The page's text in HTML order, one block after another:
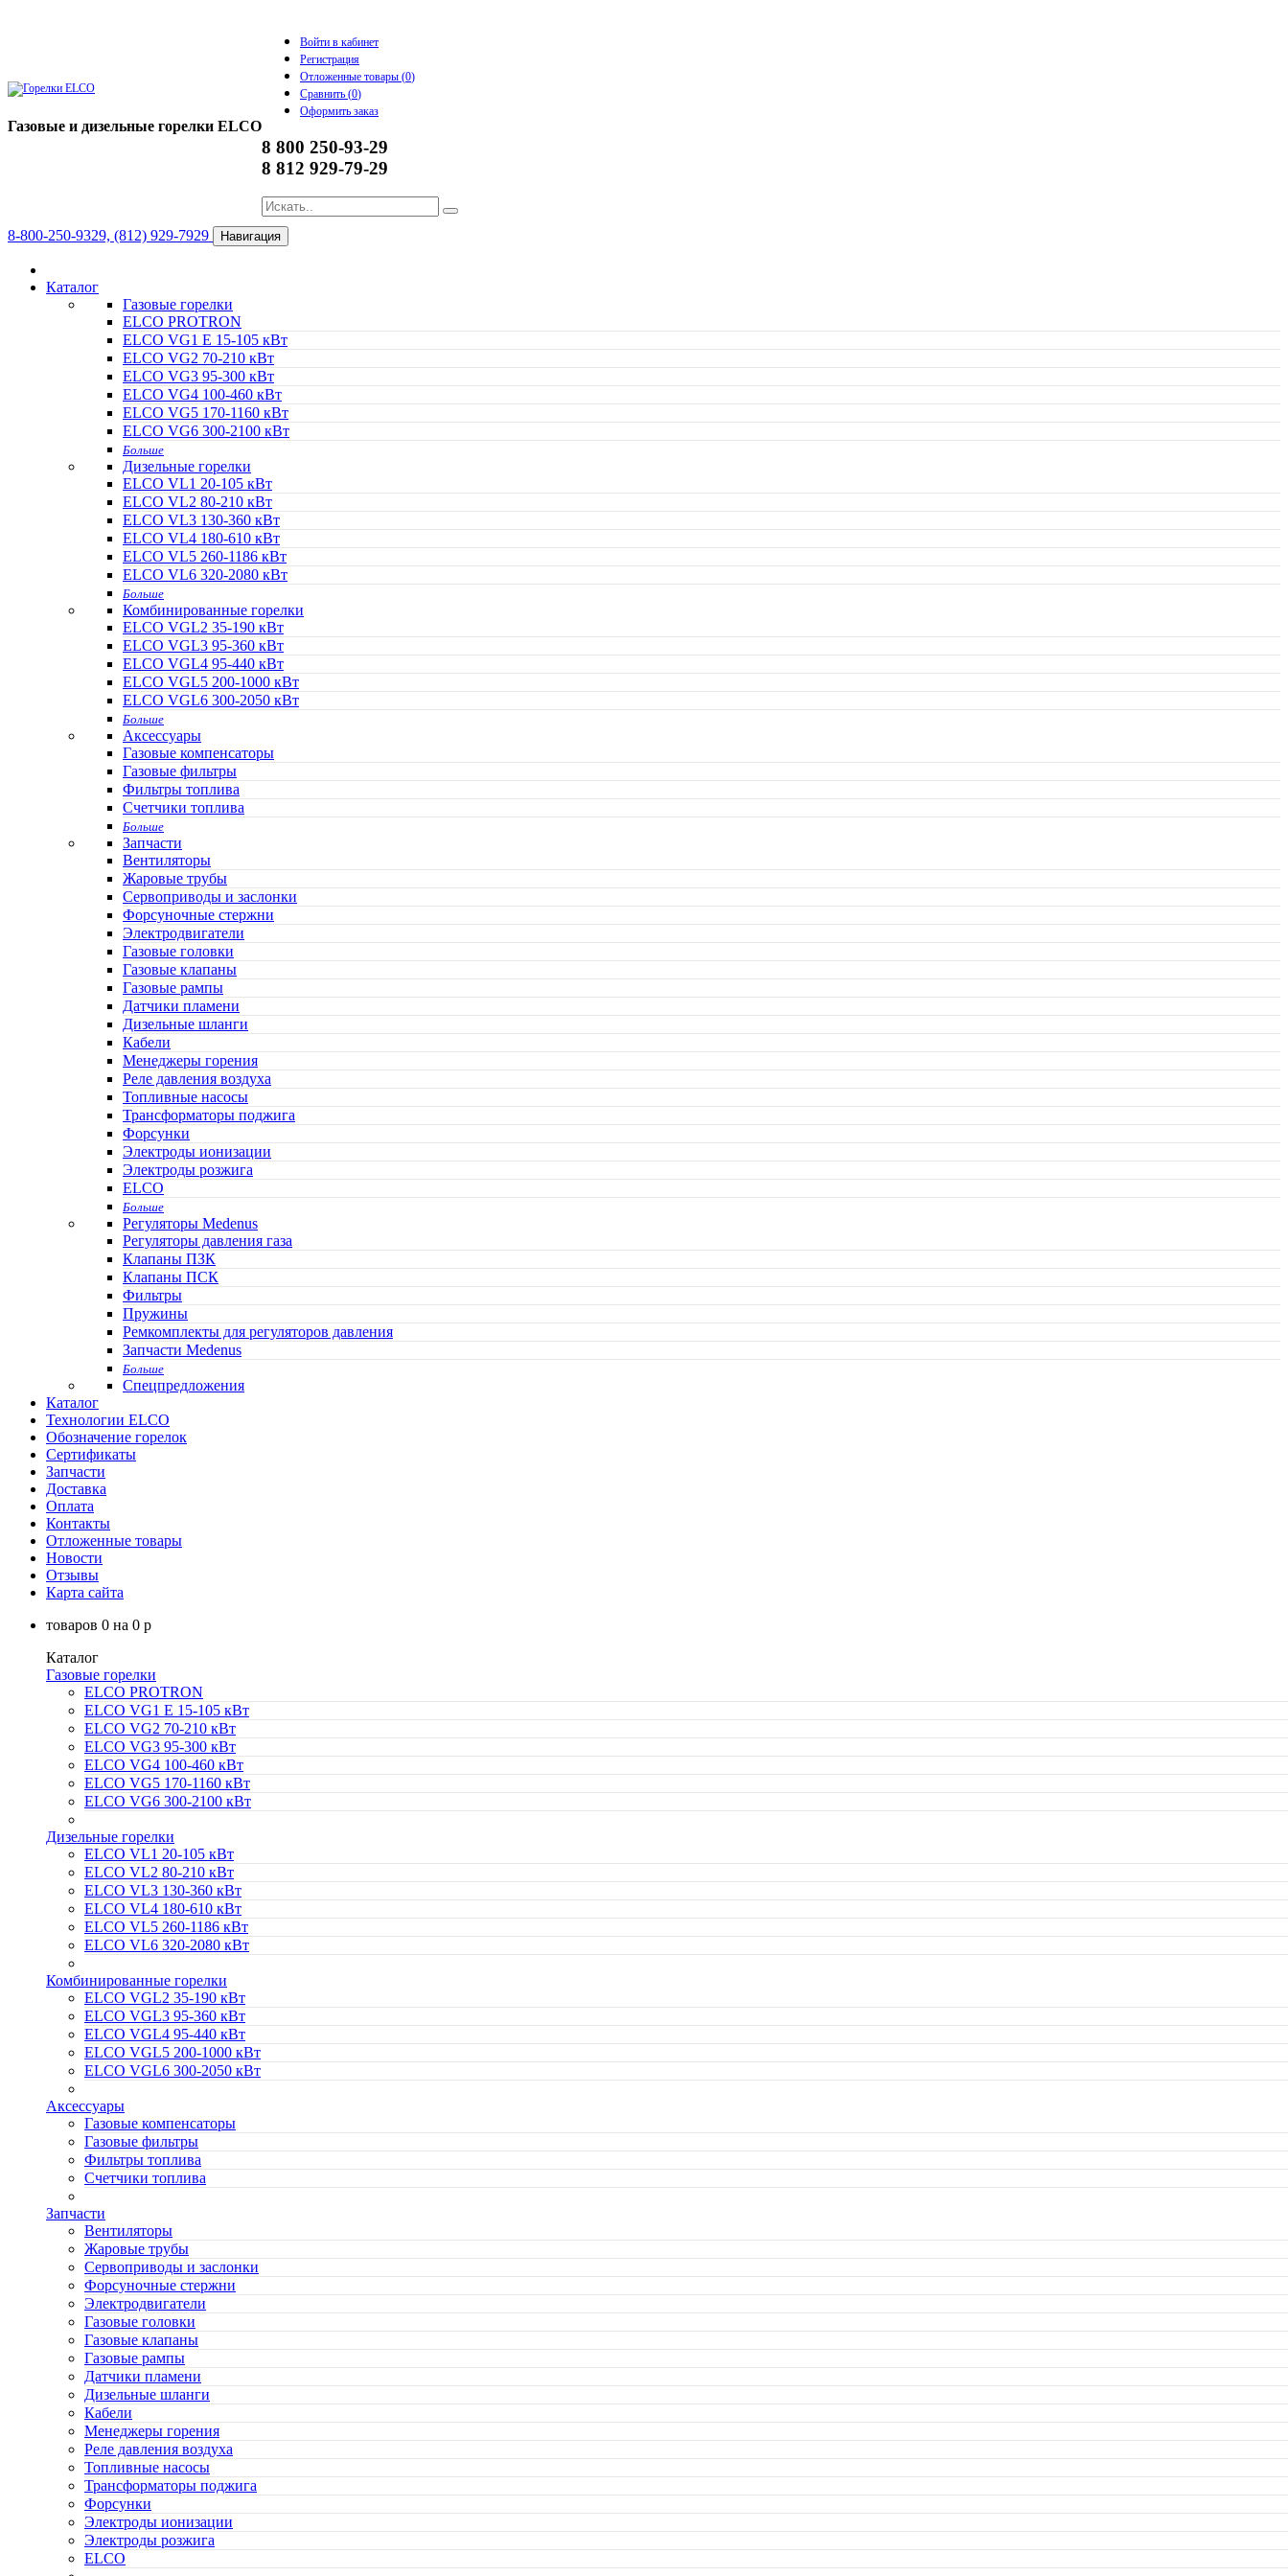
Газовые и дизельные горелки ELCO
Войти в кабинет
Регистрация
Отложенные товары (0)
Сравнить (0)
Оформить заказ
8 800 250-93-29
8 812 929-79-29
8-800-250-9329, (812) 929-7929 Навигация
Каталог
Газовые горелки
ELCO PROTRON
ELCO VG1 E 15-105 кВт
ELCO VG2 70-210 кВт
ELCO VG3 95-300 кВт
ELCO VG4 100-460 кВт
ELCO VG5 170-1160 кВт
ELCO VG6 300-2100 кВт
Больше
Дизельные горелки
ELCO VL1 20-105 кВт
ELCO VL2 80-210 кВт
ELCO VL3 130-360 кВт
ELCO VL4 180-610 кВт
ELCO VL5 260-1186 кВт
ELCO VL6 320-2080 кВт
Больше
Комбинированные горелки
ELCO VGL2 35-190 кВт
ELCO VGL3 95-360 кВт
ELCO VGL4 95-440 кВт
ELCO VGL5 200-1000 кВт
ELCO VGL6 300-2050 кВт
Больше
Аксессуары
Газовые компенсаторы
Газовые фильтры
Фильтры топлива
Счетчики топлива
Больше
Запчасти
Вентиляторы
Жаровые трубы
Сервоприводы и заслонки
Форсуночные стержни
Электродвигатели
Газовые головки
Газовые клапаны
Газовые рампы
Датчики пламени
Дизельные шланги
Кабели
Менеджеры горения
Реле давления воздуха
Топливные насосы
Трансформаторы поджига
Форсунки
Электроды ионизации
Электроды розжига
ELCO
Больше
Регуляторы Medenus
Регуляторы давления газа
Клапаны ПЗК
Клапаны ПСК
Фильтры
Пружины
Ремкомплекты для регуляторов давления
Запчасти Medenus
Больше
Спецпредложения
Каталог
Технологии ELCO
Обозначение горелок
Сертификаты
Запчасти
Доставка
Оплата
Контакты
Отложенные товары
Новости
Отзывы
Карта сайта
товаров 0 на 0 p
Каталог
Газовые горелки
ELCO PROTRON
ELCO VG1 E 15-105 кВт
ELCO VG2 70-210 кВт
ELCO VG3 95-300 кВт
ELCO VG4 100-460 кВт
ELCO VG5 170-1160 кВт
ELCO VG6 300-2100 кВт
Дизельные горелки
ELCO VL1 20-105 кВт
ELCO VL2 80-210 кВт
ELCO VL3 130-360 кВт
ELCO VL4 180-610 кВт
ELCO VL5 260-1186 кВт
ELCO VL6 320-2080 кВт
Комбинированные горелки
ELCO VGL2 35-190 кВт
ELCO VGL3 95-360 кВт
ELCO VGL4 95-440 кВт
ELCO VGL5 200-1000 кВт
ELCO VGL6 300-2050 кВт
Аксессуары
Газовые компенсаторы
Газовые фильтры
Фильтры топлива
Счетчики топлива
Запчасти
Вентиляторы
Жаровые трубы
Сервоприводы и заслонки
Форсуночные стержни
Электродвигатели
Газовые головки
Газовые клапаны
Газовые рампы
Датчики пламени
Дизельные шланги
Кабели
Менеджеры горения
Реле давления воздуха
Топливные насосы
Трансформаторы поджига
Форсунки
Электроды ионизации
Электроды розжига
ELCO